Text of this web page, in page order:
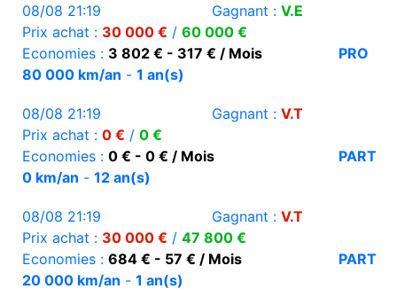
08/08 21:19 Gagnant : V.E
Prix achat : 30 000 € / 60 000 €
Economies : 3 802 € - 317 € / Mois
PRO
80 000 km/an - 1 an(s)
08/08 21:19 Gagnant : V.T
Prix achat : 0 € / 0 €
Economies : 0 € - 0 € / Mois
PART
0 km/an - 12 an(s)
08/08 21:19 Gagnant : V.T
Prix achat : 30 000 € / 47 800 €
Economies : 684 € - 57 € / Mois
PART
20 000 km/an - 1 an(s)